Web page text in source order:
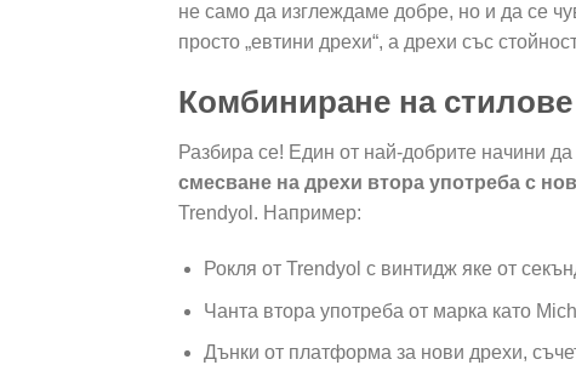
не само да изглеждаме добре, но и да се
просто „евтини дрехи“, а дрехи със
Комбиниране на
Разбира се! Един от най-добрите начини
смесване на дрехи втора употреба с
Trendyol. Например:
Рокля от Trendyol с винтидж яке от
Чанта втора употреба от марка като
Дънки от платформа за нови дрехи,